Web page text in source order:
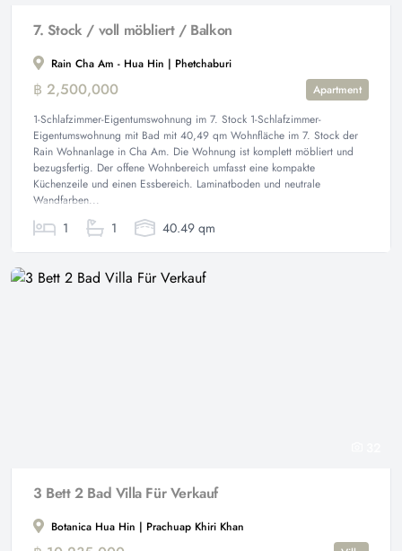
7. Stock / voll möbliert / Balkon
Rain Cha Am - Hua Hin | Phetchaburi
฿ 2,500,000
Apartment
1-Schlafzimmer-Eigentumswohnung im 7. Stock 1-Schlafzimmer-
Eigentumswohnung mit Bad mit 40,49 qm Wohnfläche im 7. Stock der
Rain Wohnanlage in Cha Am. Die Wohnung ist komplett möbliert und
bezugsfertig. Der offene Wohnbereich umfasst eine kompakte
Küchenzeile und einen Essbereich. Laminatboden und neutrale
Wandfarben...
1 1 40.49 qm
3 Bett 2 Bad Villa Für Verkauf
Botanica Hua Hin | Prachuap Khiri Khan